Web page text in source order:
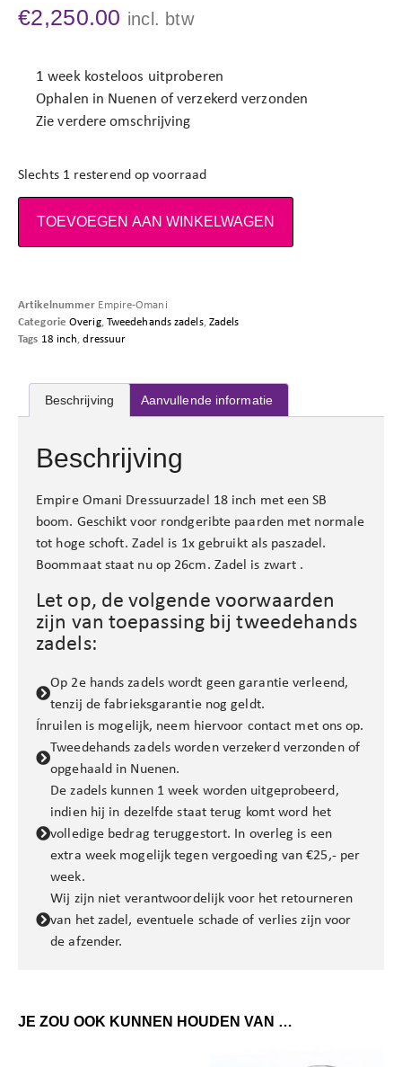
€2,250.00 incl. btw
1 week kosteloos uitproberen
Ophalen in Nuenen of verzekerd verzonden
Zie verdere omschrijving
Slechts 1 resterend op voorraad
TOEVOEGEN AAN WINKELWAGEN
Artikelnummer Empire-Omani
Categorie Overig, Tweedehands zadels, Zadels
Tags 18 inch ,dressuur
JE ZOU OOK KUNNEN HOUDEN VAN …
Beschrijving Aanvullende informatie
Beschrijving
Empire Omani Dressuurzadel 18 inch met een SB
boom. Geschikt voor rondgeribte paarden met normale
tot hoge schoft. Zadel is 1x gebruikt als paszadel.
Boommaat staat nu op 26cm. Zadel is zwart .
Let op, de volgende voorwaarden
zijn van toepassing bij tweedehands
zadels:
Op 2e hands zadels wordt geen garantie verleend,
tenzij de fabrieksgarantie nog geldt.
Ínruilen is mogelijk, neem hiervoor contact met ons op.
Tweedehands zadels worden verzekerd verzonden of
opgehaald in Nuenen.
De zadels kunnen 1 week worden uitgeprobeerd,
indien hij in dezelfde staat terug komt word het
volledige bedrag teruggestort. In overleg is een
extra week mogelijk tegen vergoeding van €25,- per
week.
Wij zijn niet verantwoordelijk voor het retourneren
van het zadel, eventuele schade of verlies zijn voor
de afzender.